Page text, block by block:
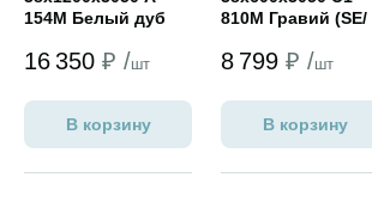
154М Белый дуб
16 350 ₽ /шт
В корзину
810М Гравий (SE/
8 799 ₽ /шт
В корзину